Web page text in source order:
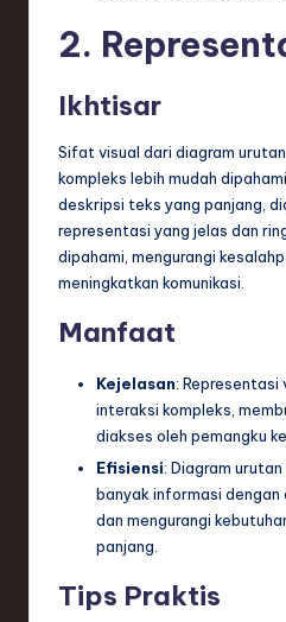
o
2.
Ikhtisar
Sifat visual dari diagram
kompleks lebih mudah
deskripsi teks yang panjang,
representasi yang jelas dan
dipahami, mengurangi
meningkatkan komunikasi.
Manfaat
Kejelasan: Representasi
interaksi kompleks,
diakses oleh pemangku
Efisiensi: Diagram
banyak informasi
dan mengurangi
panjang.
Tips Praktis